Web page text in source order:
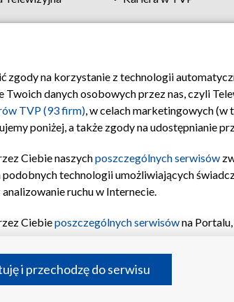
Polityka prywatności Moje zgody
na korzystanie z technologii
danych osobowych przez nas, czyli
TVP (93 firm), w celach marketingowych
poniżej, a także zgody na udostępnianie
Ciebie naszychposzczególnych serwisów
technologii umożliwiających
ruchu w Internecie.
Ciebieposzczególnych serwisówna
przechowywania informacji na urządzeniu
profilu spersonalizowanych treści,
opinii odbiorców, opracowywania i
i przechodzę do serwisu